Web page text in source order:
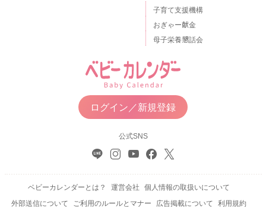
子育て支援機構
おぎゃー献金
母子栄養懇話会
ログイン／新規登録
公式SNS
ベビーカレンダーとは？ 運営会社
個人情報の取扱いについて
外部送信について
ご利用のルールとマナー 広告掲載について 利用規約